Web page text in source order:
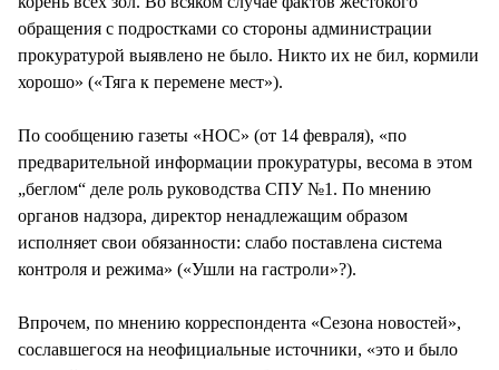
обращения с подростками со стороны администрации
прокуратурой выявлено не было. Никто их не бил, кормили
хорошо» («Тяга к перемене мест»).
По сообщению газеты «НОС» (от 14 февраля), «по
предварительной информации прокуратуры, весома в этом
„беглом“ деле роль руководства СПУ №1. По мнению
органов надзора, директор ненадлежащим образом
исполняет свои обязанности: слабо поставлена система
контроля и режима» («Ушли на гастроли»?).
Впрочем, по мнению корреспондента «Сезона новостей»,
сославшегося на неофициальные источники, «это и было